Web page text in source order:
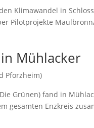
Klimawandel in
Pilotprojekte
Mühlacker
Pforzheim)
Grünen) fand in
gesamten Enzkreis